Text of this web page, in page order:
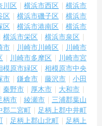
川区 横浜市西区
横浜市
区 横浜市磯子区
横浜市
区 横浜市港南区
横浜市
横浜市栄区
横浜市泉区
市 川崎市川崎区
川崎市
川崎市多摩区
川崎市宮
模原市緑区
相模原市中央
市 鎌倉市 藤沢市
小田
秦野市 厚木市
大和市
柄市 綾瀬市
三浦郡葉山
郡二宮町
足柄上郡中井町
足柄上郡山北町
足柄上